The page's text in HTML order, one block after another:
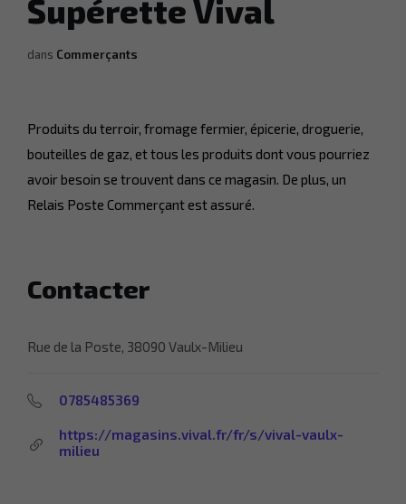
Supérette Vival
dans Commerçants
Produits du terroir, fromage fermier, épicerie, droguerie,
bouteilles de gaz, et tous les produits dont vous pourriez
avoir besoin se trouvent dans ce magasin. De plus, un
Relais Poste Commerçant est assuré.
Contacter
Rue de la Poste, 38090 Vaulx-Milieu
0785485369
https://magasins.vival.fr/fr/s/vival-vaulx-
milieu